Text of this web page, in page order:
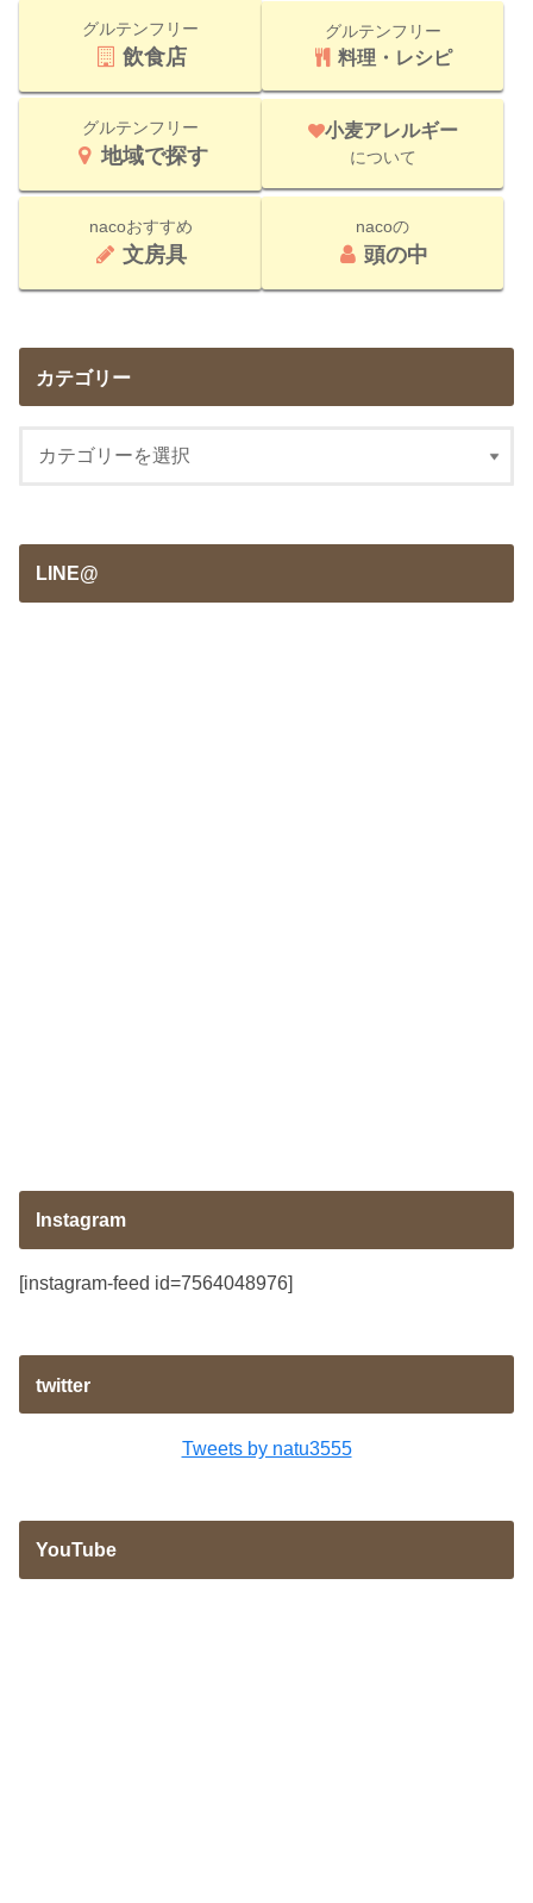
グルテンフリー
飲食店
グルテンフリー
料理・レシピ
グルテンフリー
地域で探す
小麦アレルギー
について
nacoおすすめ
文房具
nacoの
頭の中
カテゴリー
LINE@
Instagram
[instagram-feed id=7564048976]
twitter
Tweets by natu3555
YouTube